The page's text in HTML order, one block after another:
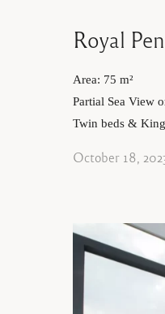
Royal
Area: 75 m²
Partial Sea View
Twin beds &
October 18,